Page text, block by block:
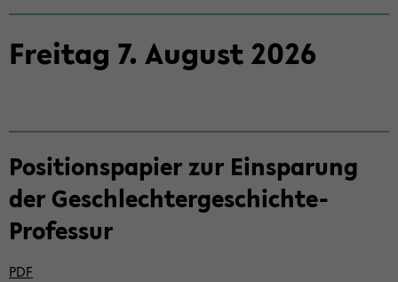
Frei­tag 7. Au­gust2026
Po­si­ti­ons­pa­pier zur Ein­spa­rung
der Geschlechtergeschichte-​
Professur
PDF